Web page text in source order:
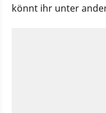
könnt ihr unter